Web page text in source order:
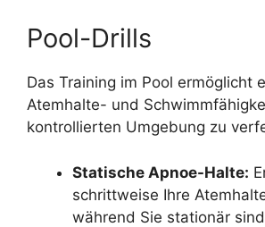
Pool-Drills
Das Training im Pool ermöglicht
Atemhalte- und
kontrollierten Umgebung zu
Statische Apnoe-Halte:
schrittweise Ihre
während Sie stationär